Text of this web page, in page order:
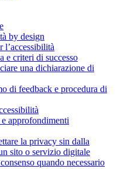
by design
l’accessibilità
e criteri di successo
una dichiarazione di
di feedback e procedura di
approfondimenti
la privacy sin dalla
sito o servizio digitale
quando necessario